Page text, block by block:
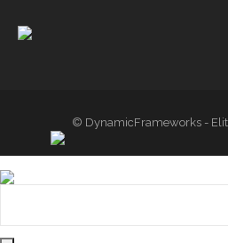
© DynamicFrameworks -